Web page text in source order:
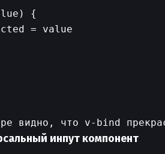
{
= value
инпут компонент